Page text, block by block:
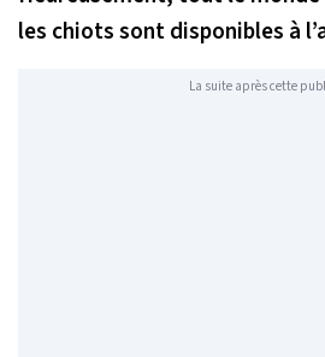
les chiots sont disponibles à
La suite après cette